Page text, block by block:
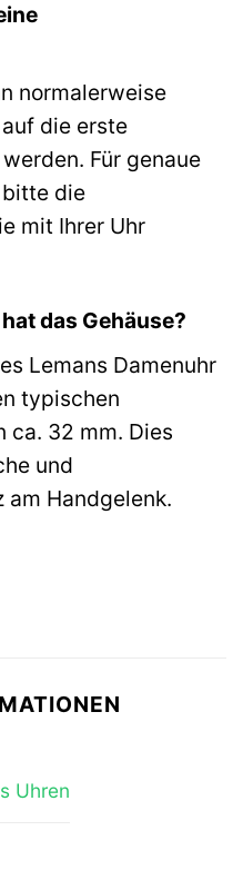
normalerweise
die erste
Für genaue
bitte die
mit Ihrer Uhr
das Gehäuse?
Lemans Damenuhr
typischen
ca. 32 mm. Dies
und
am Handgelenk.
Uhren